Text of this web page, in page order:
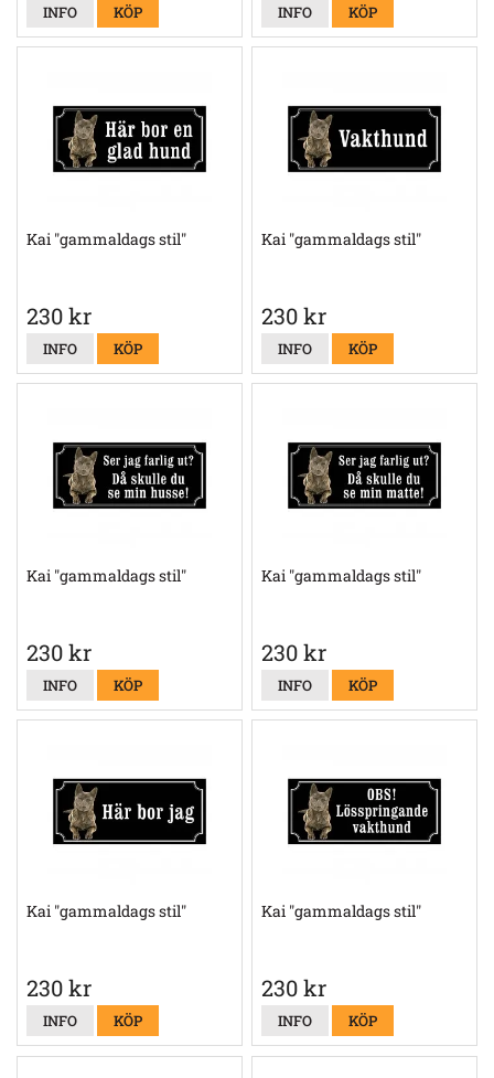
INFO KÖP INFO KÖP
Kai "gammaldags stil"
230 kr
INFO KÖP
Kai "gammaldags stil"
230 kr
INFO KÖP
Kai "gammaldags stil"
230 kr
INFO KÖP
Kai "gammaldags stil"
230 kr
INFO KÖP
Kai "gammaldags stil"
230 kr
INFO KÖP
Kai "gammaldags stil"
230 kr
INFO KÖP